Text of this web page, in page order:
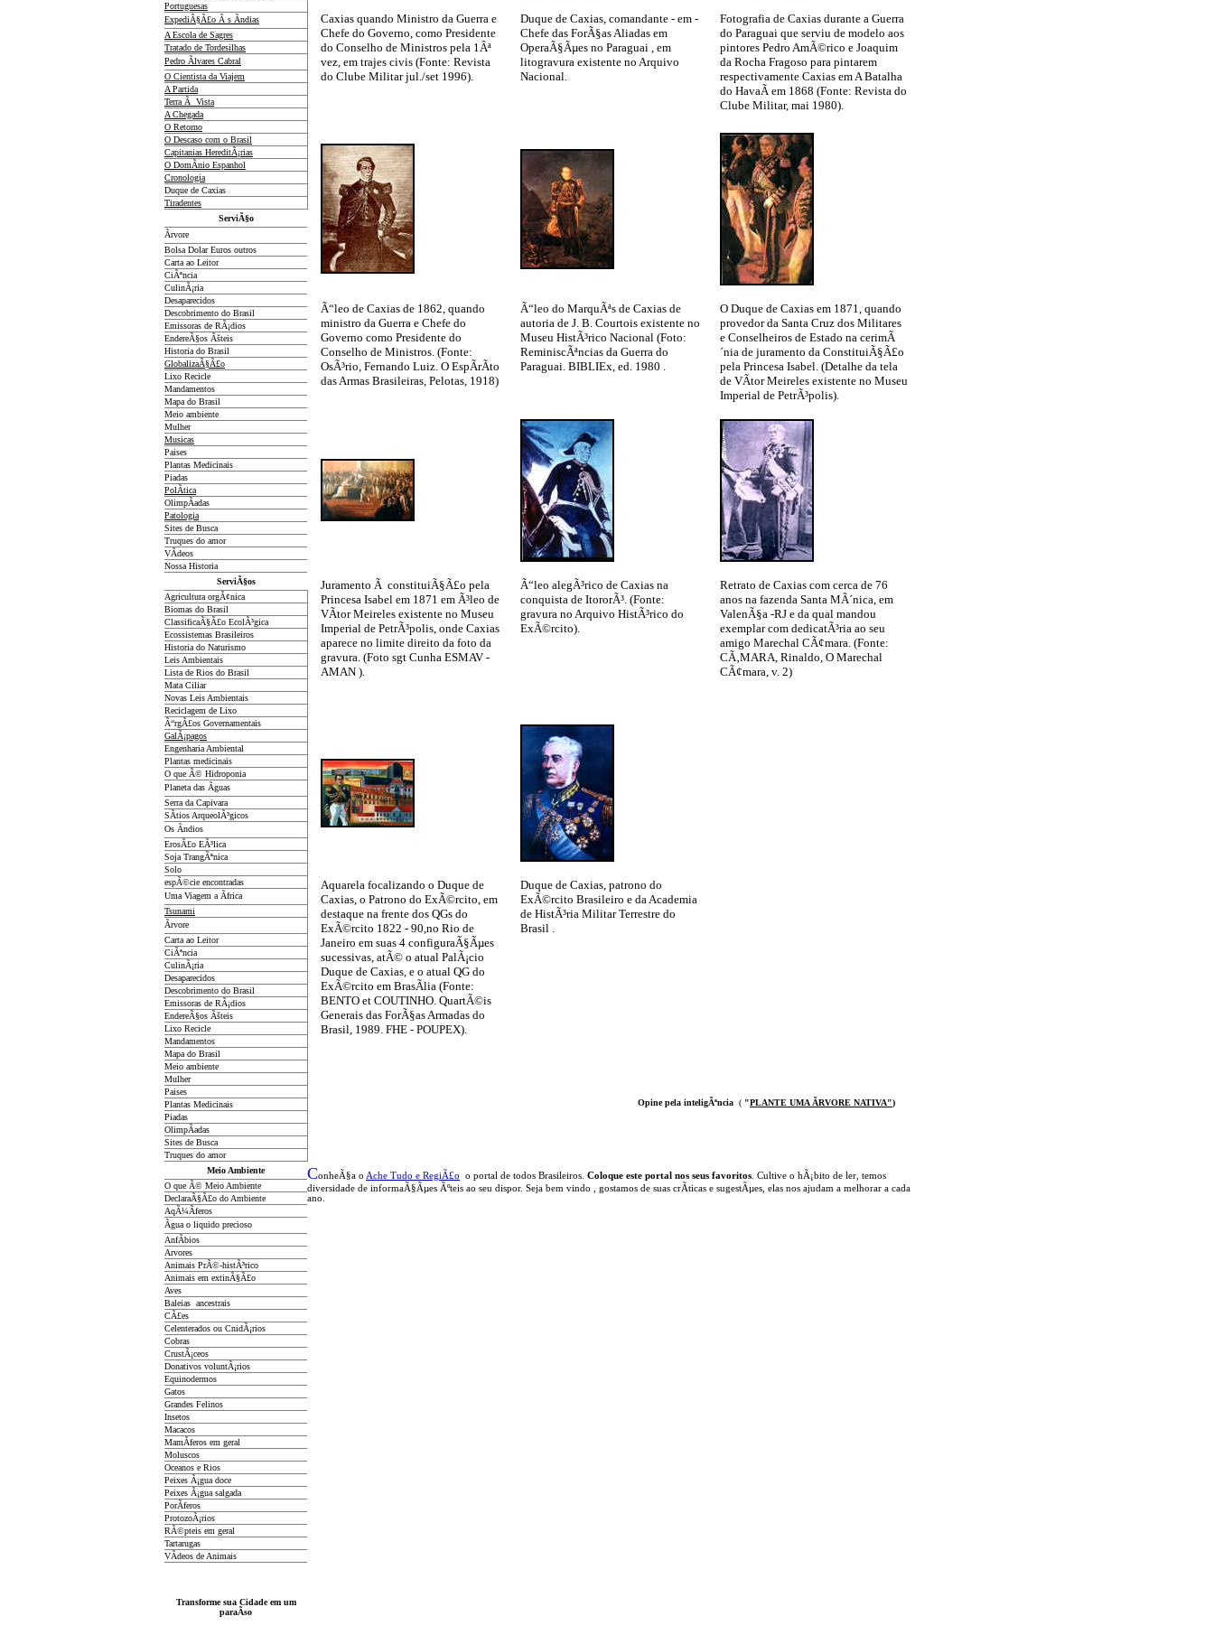
Portuguesas
ExpediÃ§Ã£o Ã s Ãndias
A Escola de Sagres
Tratado de Tordesilhas
Pedro Ãlvares Cabral
O Cientista da Viajem
A Partida
Terra Ã Vista
A Chegada
O Retorno
O Descaso com o Brasil
Capitanias HereditÃ¡rias
O DomÃ­nio Espanhol
Cronologia
Duque de Caxias
Tiradentes
ServiÃ§o
Ãrvore
Bolsa Dolar Euros outros
Carta ao Leitor
CiÃªncia
CulinÃ¡ria
Desaparecidos
Descobrimento do Brasil
Emissoras de RÃ¡dios
EndereÃ§os Ãšteis
Historia do Brasil
GlobalizaÃ§Ã£o
Lixo Recicle
Mandamentos
Mapa do Brasil
Meio ambiente
Mulher
Musicas
Paises
Plantas Medicinais
Piadas
PolÃ­tica
OlimpÃ­adas
Patologia
Sites de Busca
Truques do amor
VÃ­deos
Nossa Historia
ServiÃ§os
Agricultura orgÃ¢nica
Biomas do Brasil
ClassificaÃ§Ã£o EcolÃ³gica
Ecossistemas Brasileiros
Historia do Naturismo
Leis Ambientais
Lista de Rios do Brasil
Mata Ciliar
Novas Leis Ambientais
Reciclagem de Lixo
Ã“rgÃ£os Governamentais
GalÃ¡pagos
Engenharia Ambiental
Plantas medicinais
O que Ã© Hidroponia
Planeta das Ãguas
Serra da Capivara
SÃ­tios ArqueolÃ³gicos
Os Ãndios
ErosÃ£o EÃ³lica
Soja TrangÃªnica
Solo
espÃ©cie encontradas
Uma Viagem a Ãfrica
Tsunami
Ãrvore
Carta ao Leitor
CiÃªncia
CulinÃ¡ria
Desaparecidos
Descobrimento do Brasil
Emissoras de RÃ¡dios
EndereÃ§os Ãšteis
Lixo Recicle
Mandamentos
Mapa do Brasil
Meio ambiente
Mulher
Paises
Plantas Medicinais
Piadas
OlimpÃ­adas
Sites de Busca
Truques do amor
Meio Ambiente
O que Ã© Meio Ambiente
DeclaraÃ§Ã£o do Ambiente
AqÃ¼Ã­feros
Ãgua o liquido precioso
AnfÃ­bios
Arvores
Animais PrÃ©-histÃ³rico
Animais em extinÃ§Ã£o
Aves
Baleias ancestrais
CÃ£es
Celenterados ou CnidÃ¡rios
Cobras
CrustÃ¡ceos
Donativos voluntÃ¡rios
Equinodermos
Gatos
Grandes Felinos
Insetos
Macacos
MamÃ­feros em geral
Moluscos
Oceanos e Rios
Peixes Ã¡gua doce
Peixes Ã¡gua salgada
PorÃ­feros
ProtozoÃ¡rios
RÃ©pteis em geral
Tartarugas
VÃ­deos de Animais
Transforme sua Cidade em um
paraÃ­so
Caxias quando Ministro da Guerra e
Chefe do Governo, como Presidente
do Conselho de Ministros pela 1Âª
vez, em trajes civis (Fonte: Revista
do Clube Militar jul./set 1996).
Duque de Caxias, comandante - em -
Chefe das ForÃ§as Aliadas em
OperaÃ§Ãµes no Paraguai , em
litogravura existente no Arquivo
Nacional.
Fotografia de Caxias durante a Guerra
do Paraguai que serviu de modelo aos
pintores Pedro AmÃ©rico e Joaquim
da Rocha Fragoso para pintarem
respectivamente Caxias em A Batalha
do HavaÃ­ em 1868 (Fonte: Revista do
Clube Militar, mai 1980).
Ã“leo de Caxias de 1862, quando
ministro da Guerra e Chefe do
Governo como Presidente do
Conselho de Ministros. (Fonte:
OsÃ³rio, Fernando Luiz. O EspÃ­rÃ­to
das Armas Brasileiras, Pelotas, 1918)
Ã“leo do MarquÃªs de Caxias de
autoria de J. B. Courtois existente no
Museu HistÃ³rico Nacional (Foto:
ReminiscÃªncias da Guerra do
Paraguai. BIBLIEx, ed. 1980 .
O Duque de Caxias em 1871, quando
provedor da Santa Cruz dos Militares
e Conselheiros de Estado na cerimÃ
´nia de juramento da ConstituiÃ§Ã£o
pela Princesa Isabel. (Detalhe da tela
de VÃ­tor Meireles existente no Museu
Imperial de PetrÃ³polis).
Juramento Ã constituiÃ§Ã£o pela
Princesa Isabel em 1871 em Ã³leo de
VÃ­tor Meireles existente no Museu
Imperial de PetrÃ³polis, onde Caxias
aparece no limite direito da foto da
gravura. (Foto sgt Cunha ESMAV -
AMAN ).
Ã“leo alegÃ³rico de Caxias na
conquista de ItororÃ³. (Fonte:
gravura no Arquivo HistÃ³rico do
ExÃ©rcito).
Retrato de Caxias com cerca de 76
anos na fazenda Santa MÃ´nica, em
ValenÃ§a -RJ e da qual mandou
exemplar com dedicatÃ³ria ao seu
amigo Marechal CÃ¢mara. (Fonte:
CÃ‚MARA, Rinaldo, O Marechal
CÃ¢mara, v. 2)
Aquarela focalizando o Duque de
Caxias, o Patrono do ExÃ©rcito, em
destaque na frente dos QGs do
ExÃ©rcito 1822 - 90,no Rio de
Janeiro em suas 4 configuraÃ§Ãµes
sucessivas, atÃ© o atual PalÃ¡cio
Duque de Caxias, e o atual QG do
ExÃ©rcito em BrasÃ­lia (Fonte:
BENTO et COUTINHO. QuartÃ©is
Generais das ForÃ§as Armadas do
Brasil, 1989. FHE - POUPEX).
Duque de Caxias, patrono do
ExÃ©rcito Brasileiro e da Academia
de HistÃ³ria Militar Terrestre do
Brasil .
Opine pela inteligÃªncia ( "PLANTE UMA ÃRVORE NATIVA")
ConheÃ§a o Ache Tudo e RegiÃ£o o portal de todos Brasileiros. Coloque este portal nos seus favoritos . Cultive o hÃ¡bito de ler, temos
diversidade de informaÃ§Ãµes Ãºteis ao seu dispor. Seja bem vindo , gostamos de suas crÃ­ticas e sugestÃµes, elas nos ajudam a melhorar a cada
ano.